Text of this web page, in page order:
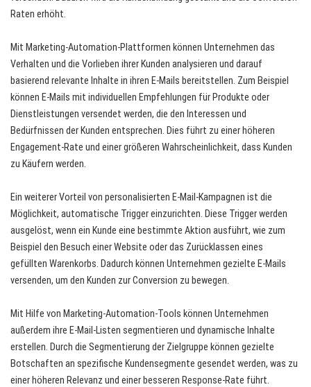
Raten erhöht.
Mit Marketing-Automation-Plattformen können Unternehmen das
Verhalten und die Vorlieben ihrer Kunden analysieren und darauf
basierend relevante Inhalte in ihren E-Mails bereitstellen. Zum Beispiel
können E-Mails mit individuellen Empfehlungen für Produkte oder
Dienstleistungen versendet werden, die den Interessen und
Bedürfnissen der Kunden entsprechen. Dies führt zu einer höheren
Engagement-Rate und einer größeren Wahrscheinlichkeit, dass Kunden
zu Käufern werden.
Ein weiterer Vorteil von personalisierten E-Mail-Kampagnen ist die
Möglichkeit, automatische Trigger einzurichten. Diese Trigger werden
ausgelöst, wenn ein Kunde eine bestimmte Aktion ausführt, wie zum
Beispiel den Besuch einer Website oder das Zurücklassen eines
gefüllten Warenkorbs. Dadurch können Unternehmen gezielte E-Mails
versenden, um den Kunden zur Conversion zu bewegen.
Mit Hilfe von Marketing-Automation-Tools können Unternehmen
außerdem ihre E-Mail-Listen segmentieren und dynamische Inhalte
erstellen. Durch die Segmentierung der Zielgruppe können gezielte
Botschaften an spezifische Kundensegmente gesendet werden, was zu
einer höheren Relevanz und einer besseren Response-Rate führt.